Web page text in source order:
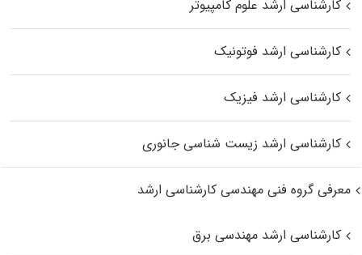
کارشناسی ارشد علوم کامپیوتر
کارشناسی ارشد فوتونیک
کارشناسی ارشد فیزیک
کارشناسی ارشد زیست‌ شناسی جانوری
معرفی گروه فنی مهندسی کارشناسی ارشد
کارشناسی ارشد مهندسی برق